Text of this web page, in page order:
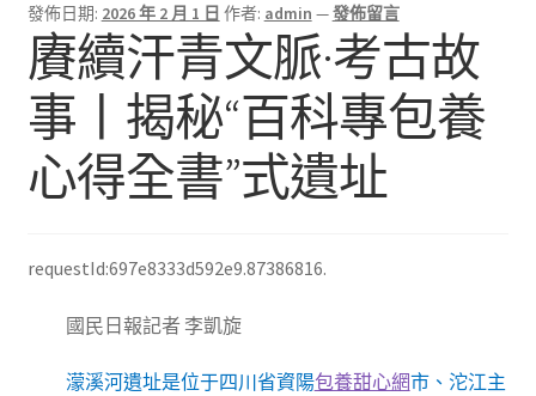
發佈日期: 2026 年 2 月 1 日 作者: admin —發佈留言
賡續汗青文脈·考古故
事丨揭秘“百科專包養
心得全書”式遺址
requestId:697e8333d592e9.87386816.
國民日報記者 李凱旋
濛溪河遺址是位于四川省資陽包養甜心網市、沱江主